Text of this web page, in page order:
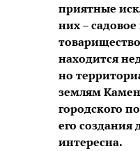
приятные
них –
находится
но
землям
городского
его создания
интересна.